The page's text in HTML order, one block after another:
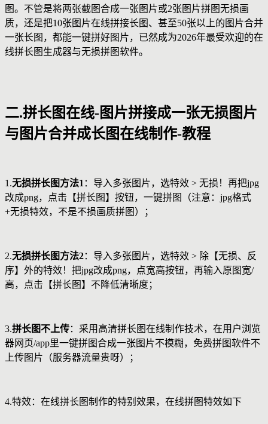
图。不管是将两张截图合成一张图片或2张图片拼图无损画
质，还是把10张图片在线拼接长图、甚至50张以上的图片合并
一张长图，都能一键拼好图片，已然成为2026年最受欢迎的在
线拼长图生成器与无损拼图软件。
二.拼长图在线-图片拼接成一张无损图片
与图片合并成长图在线制作-教程
1.无损拼长图方法1 ：导入多张图片，选特效 > 无损！再把jpg
改成png，点击【拼长图】按钮，一键拼图（注意：jpg格式
+无损特效，不是不损画质拼图）；
2.无损拼长图方法2：导入多张图片，选特效 > 除【无损、反
序】外的特效！把jpg改成png，点宽高按钮，再输入原图宽/
高，点击【拼长图】不降低清晰度；
3.拼长图不上传：采用高清拼长图在线制作技术，在用户浏览
器网页/app里一键拼图合成一张图片不模糊，免费拼图软件不
上传图片（服务器流量贵呀）；
4.特效：在线拼长图制作的特别效果，在线拼图特效如下